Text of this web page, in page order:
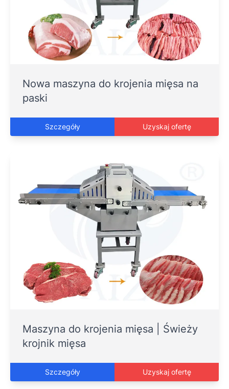
Nowa maszyna do krojenia mięsa na
paski
Szczegóły Uzyskaj ofertę
Maszyna do krojenia mięsa | Świeży
krojnik mięsa
Szczegóły Uzyskaj ofertę